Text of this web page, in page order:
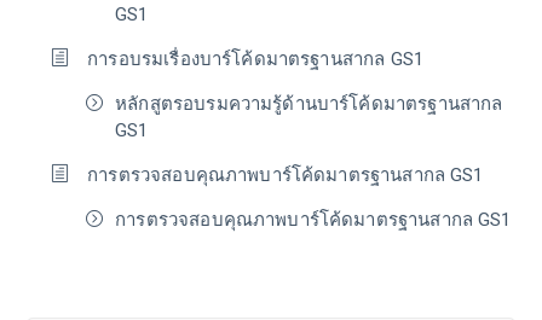
GS1
การอบรมเรื่องบาร์โค้ดมาตรฐานสากล GS1
หลักสูตรอบรมความรู้ด้านบาร์โค้ดมาตรฐานสากล
GS1
การตรวจสอบคุณภาพบาร์โค้ดมาตรฐานสากล GS1
การตรวจสอบคุณภาพบาร์โค้ดมาตรฐานสากล GS1